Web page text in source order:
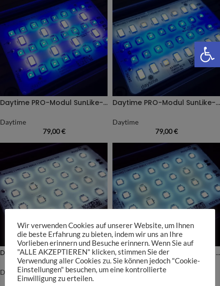
Daytime PRO-Modul SunLike-Marine 3:1
Daytime
79,00€
Daytime PRO-Modul SunLike-Marine 1:1
Daytime
79,00€
Daytime PRO-Modul SunLike-Neutral
Daytime
64,00€
Daytime PRO-Modul SunLike-Ultra
Daytime
Wir verwenden Cookies auf unserer Website, um Ihnen
die beste Erfahrung zu bieten, indem wir uns an Ihre
Vorlieben erinnern und Besuche erinnern. Wenn Sie auf
"ALLE AKZEPTIEREN" klicken, stimmen Sie der
Verwendung aller Cookies zu. Sie können jedoch "Cookie-
Einstellungen" besuchen, um eine kontrollierte
Einwilligung zu erteilen.